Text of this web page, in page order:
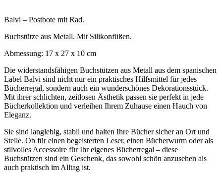
Balvi – Postbote mit Rad.
Buchstütze aus Metall. Mit Silikonfüßen.
Abmessung: 17 x 27 x 10 cm
Die widerstandsfähigen Buchstützen aus Metall aus dem spanischen
Label Balvi sind nicht nur ein praktisches Hilfsmittel für jedes
Bücherregal, sondern auch ein wunderschönes Dekorationsstück.
Mit ihrer schlichten, zeitlosen Ästhetik passen sie perfekt in jede
Bücherkollektion und verleihen Ihrem Zuhause einen Hauch von
Eleganz.
Sie sind langlebig, stabil und halten Ihre Bücher sicher an Ort und
Stelle. Ob für einen begeisterten Leser, einen Bücherwurm oder als
stilvolles Accessoire für Ihr eigenes Bücherregal – diese
Buchstützen sind ein Geschenk, das sowohl schön anzusehen als
auch praktisch im Alltag ist.